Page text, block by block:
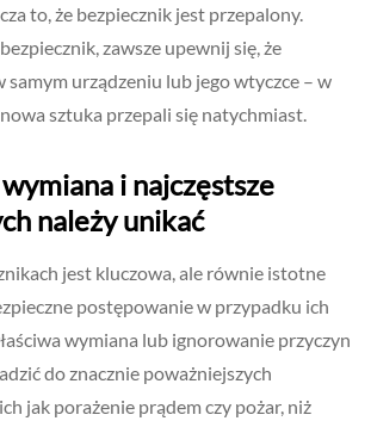
to, że bezpiecznik jest przepalony.
zawsze upewnij się, że
samym urządzeniu lub jego wtyczce – w
sztuka przepali się natychmiast.
i najczęstsze
należy unikać
jest kluczowa, ale równie istotne
postępowanie w przypadku ich
wymiana lub ignorowanie przyczyn
do znacznie poważniejszych
jak porażenie prądem czy pożar, niż